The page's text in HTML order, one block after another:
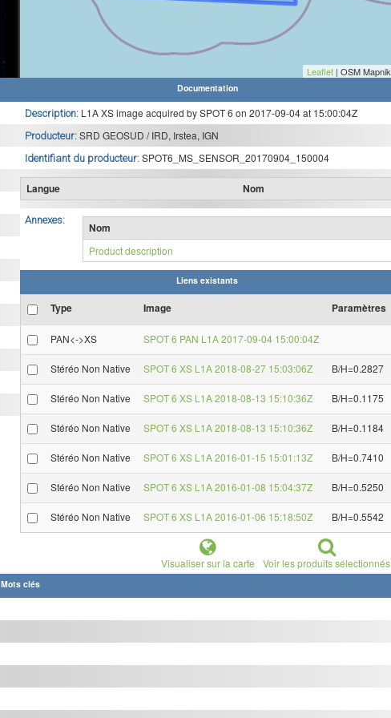
Leaflet| OSM Mapnik
Documentation
Description: L1A XS image acquired by SPOT 6 on 2017-09-04 at 15:00:04Z
Producteur: SRD GEOSUD / IRD, Irstea, IGN
Identifiant du producteur: SPOT6_MS_SENSOR_20170904_150004
Langue Nom
Annexes:
Nom
Product description
Liens existants
Type Image Paramètres
PAN<->XS SPOT 6 PAN L1A 2017-09-04 15:00:04Z
Stéréo Non Native SPOT 6 XS L1A 2018-08-27 15:03:06Z B/H=0.2827
Stéréo Non Native SPOT 6 XS L1A 2018-08-13 15:10:36Z B/H=0.1175
Stéréo Non Native SPOT 6 XS L1A 2018-08-13 15:10:36Z B/H=0.1184
Stéréo Non Native SPOT 6 XS L1A 2016-01-15 15:01:13Z B/H=0.7410
Stéréo Non Native SPOT 6 XS L1A 2016-01-08 15:04:37Z B/H=0.5250
Stéréo Non Native SPOT 6 XS L1A 2016-01-06 15:18:50Z B/H=0.5542
Visualiser sur la carte Voir les produits sélectionnés
Mots clés